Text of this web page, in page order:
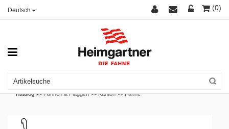
Deutsch (0)
Katalog >>Fahnen & Flaggen >>Kanton >>Fahne